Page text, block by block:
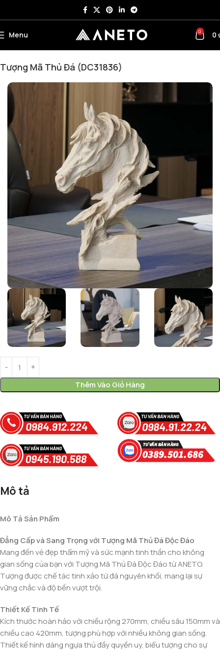
Menu 0 0
Tượng Mã Thủ Đá (DC31836)
Thêm Vào Giỏ Hàng
Mô tả
Mô Tả Sản Phẩm
Đẳng Cấp và Sang Trọng với Tượng Mã Thủ Đá Độc Đáo
Mang đến vẻ đẹp thẩm mỹ và sức mạnh tinh thần cho không
gian sống của bạn với Tượng Mã Thủ Đá Độc Đáo từ ANETO.
Tượng được chế tác tinh xảo từ đá nguyên khối, mang lại sự
vững chắc và độ bền vượt trội.
Thiết Kế Tinh Tế
Kích thước hoàn hảo với chiều rộng 270mm, chiều sâu 150mm và
chiều cao 420mm, tượng phù hợp với nhiều không gian sống.
Thiết kế hình dáng ngựa thủ đầy quyền uy, biểu tượng cho sự